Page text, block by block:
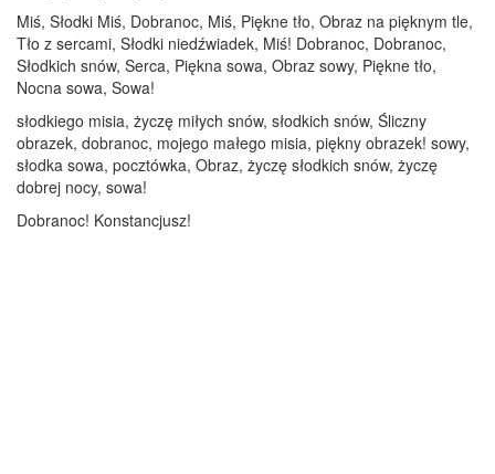
Miś, Słodki Miś, Dobranoc, Miś, Piękne tło, Obraz na pięknym tle,
Tło z sercami, Słodki niedźwiadek, Miś! Dobranoc, Dobranoc,
Słodkich snów, Serca, Piękna sowa, Obraz sowy, Piękne tło,
Nocna sowa, Sowa!
słodkiego misia, życzę miłych snów, słodkich snów, Śliczny
obrazek, dobranoc, mojego małego misia, piękny obrazek! sowy,
słodka sowa, pocztówka, Obraz, życzę słodkich snów, życzę
dobrej nocy, sowa!
Dobranoc! Konstancjusz!